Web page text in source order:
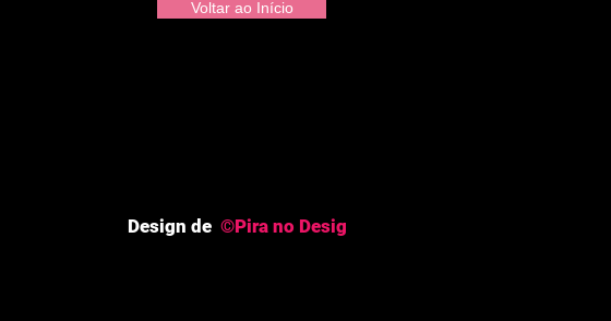
Voltar ao Início
Design de ©Pira no Desig